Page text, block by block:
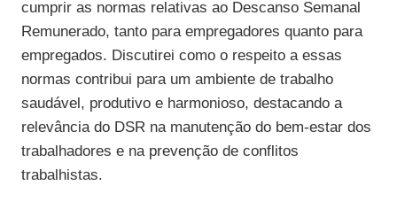
cumprir as normas relativas ao Descanso Semanal
Remunerado, tanto para empregadores quanto para
empregados. Discutirei como o respeito a essas
normas contribui para um ambiente de trabalho
saudável, produtivo e harmonioso, destacando a
relevância do DSR na manutenção do bem-estar dos
trabalhadores e na prevenção de conflitos
trabalhistas.